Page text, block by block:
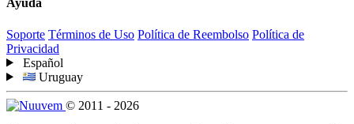
Ayuda
Soporte Términos de Uso Política de Reembolso Política de
Privacidad
Español
Uruguay
© 2011 - 2026